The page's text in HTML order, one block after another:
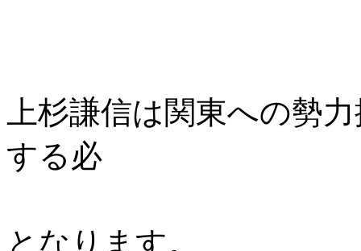
上杉謙信は関東への勢
する必
となります。